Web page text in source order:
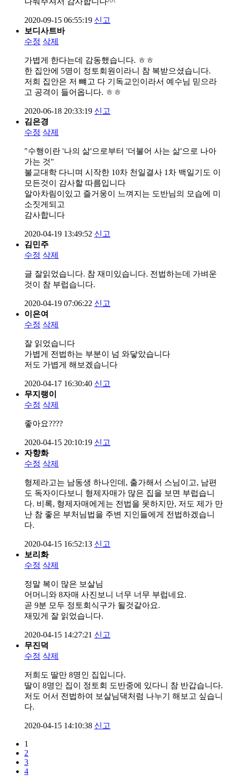
2020-09-15 06:55:19 신고
보디사트바
수정 삭제
가볍게 한다는데 감동했습니다. ㅎㅎ
한 집안에 5명이 정토회원이라니 참 복받으셨습니다.
저희 집안은 저 뺴고 다 기독교인이라서 예수님 믿으라
고 공격이 들어옵니다. ㅎㅎ
2020-06-18 20:33:19 신고
김은경
수정 삭제
"수행이란 '나의 삶'으로부터 '더불어 사는 삶'으로 나아
가는 것"
불교대학 다니며 시작한 10차 천일결사 1차 백일기도 이
모든것이 감사할 따름입니다
알아차림이있고 즐거웅이 느껴지는 도반님의 모습에 미
소짓게되고
감사합니다
2020-04-19 13:49:52 신고
김민주
수정 삭제
글 잘읽었습니다. 참 재미있습니다. 전법하는데 가벼운
것이 참 부럽습니다.
2020-04-19 07:06:22 신고
이은여
수정 삭제
잘 읽었습니다
가볍게 전법하는 부분이 넘 와닿았습니다
저도 가볍게 해보겠습니다
2020-04-17 16:30:40 신고
무지랭이
수정 삭제
좋아요????
2020-04-15 20:10:19 신고
자향화
수정 삭제
형제라고는 남동생 하나인데, 출가해서 스님이고, 남편
도 독자이다보니 형제자매가 많은 집을 보면 부럽습니
다. 비록, 형제자매에게는 전법을 못하지만, 저도 제가 만
난 참 좋은 부처님법을 주변 지인들에게 전법하겠습니
다.
2020-04-15 16:52:13 신고
보리화
수정 삭제
정말 복이 많은 보살님
어머니와 8자매 사진보니 너무 너무 부럽네요.
곧 9분 모두 정토회식구가 될것같아요.
재밌게 잘 읽었습니다.
2020-04-15 14:27:21 신고
무진덕
수정 삭제
저희도 딸만 8명인 집입니다.
딸이 8명인 집이 정토회 도반중에 있다니 참 반갑습니다.
저도 어서 전법하여 보살님댁처럼 나누기 해보고 싶습니
다.
2020-04-15 14:10:38 신고
1
2
3
4